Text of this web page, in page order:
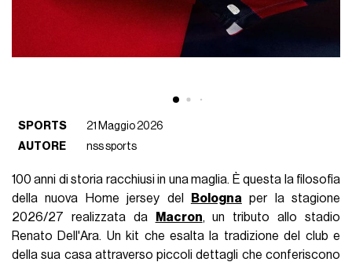
SPORTS
21 Maggio 2026
AUTORE
nss sports
100 anni di storia racchiusi in una maglia. È questa la filosofia
della nuova Home jersey del
Bologna per la stagione
2026/27 realizzata da
Macron, un tributo allo stadio
Renato Dell'Ara. Un kit che esalta la tradizione del club e
della sua casa attraverso piccoli dettagli che conferiscono